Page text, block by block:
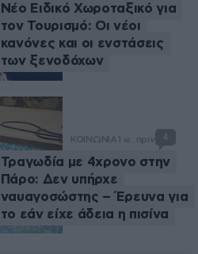
Νέο Ειδικό Χωροταξικό για
τον Τουρισμό: Οι νέοι
κανόνες και οι ενστάσεις
των ξενοδόχων
ΚΟΙΝΩΝΙΑ 1 ω. πριν 4
Τραγωδία με 4χρονο στην
Πάρο: Δεν υπήρχε
ναυαγοσώστης – Έρευνα για
το εάν είχε άδεια η πισίνα